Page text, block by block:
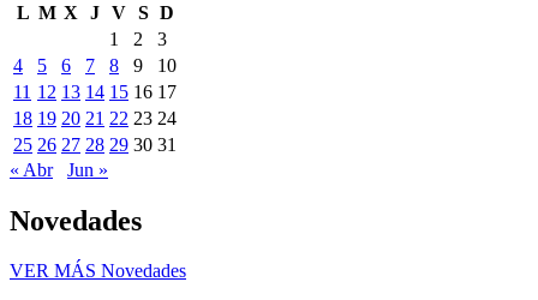
L M X J V S D
1
2
3
4
5 6 7 8 9
10
11 12 13 14 15 16 17
18 19 20 21 22 23 24
25 26 27 28 29 30 31
« Abr
Jun »
Novedades
VER MÁS Novedades